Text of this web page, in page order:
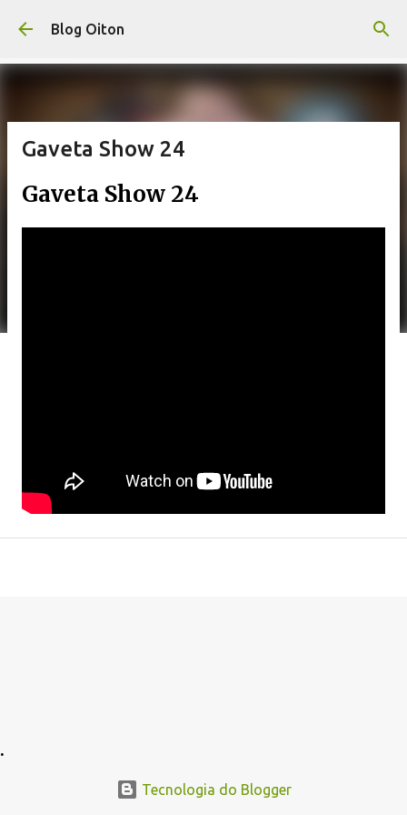
Pular para o conteúdo principal
Blog Oiton
Gaveta Show 24
Gaveta Show 24
.
Tecnologia do Blogger